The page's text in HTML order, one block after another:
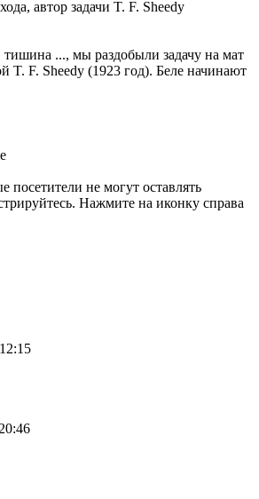
тишина ..., мы раздобыли задачу на мат
T. F. Sheedy (1923 год). Беле начинают
посетители не могут оставлять
Нажмите на иконку справа